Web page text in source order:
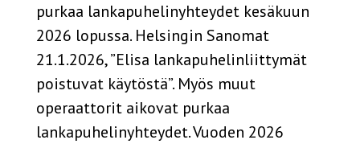
purkaa lankapuhelinyhteydet kesäkuun
2026 lopussa. Helsingin Sanomat
21.1.2026, ”Elisa lankapuhelinliittymät
poistuvat käytöstä”. Myös muut
operaattorit aikovat purkaa
lankapuhelinyhteydet. Vuoden 2026